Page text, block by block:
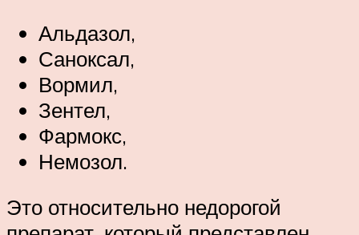
Альдазол,
Саноксал,
Вормил,
Зентел,
Фармокс,
Немозол.
Это относительно недорогой